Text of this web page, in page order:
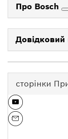
Про Bosch
Довідковий
сторінки